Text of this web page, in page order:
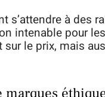
s’attendre à des
intenable pour
le prix, mais